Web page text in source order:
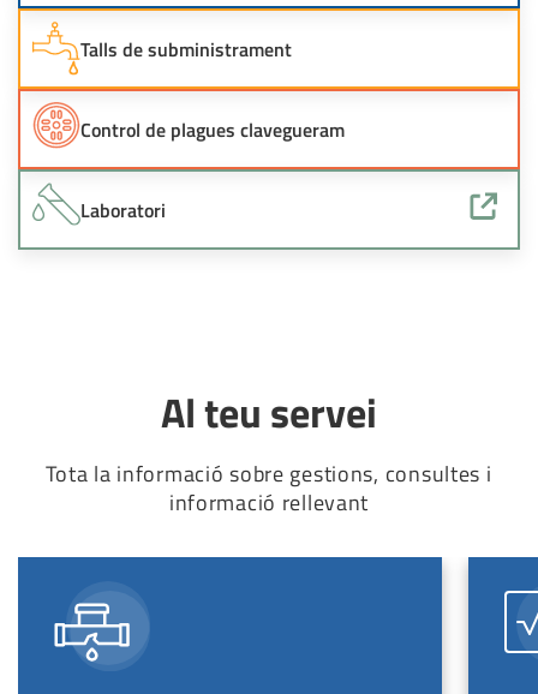
Talls de subministrament
Control de plagues clavegueram
Laboratori
Al teu servei
Tota la informació sobre gestions, consultes i
informació rellevant